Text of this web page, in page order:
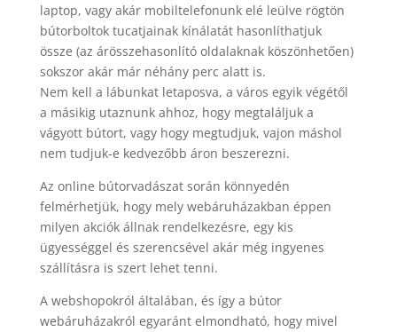
laptop, vagy akár mobiltelefonunk elé leülve rögtön
bútorboltok tucatjainak kínálatát hasonlíthatjuk
össze (az árösszehasonlító oldalaknak köszönhetően)
sokszor akár már néhány perc alatt is.
Nem kell a lábunkat letaposva, a város egyik végétől
a másikig utaznunk ahhoz, hogy megtaláljuk a
vágyott bútort, vagy hogy megtudjuk, vajon máshol
nem tudjuk-e kedvezőbb áron beszerezni.
Az online bútorvadászat során könnyedén
felmérhetjük, hogy mely webáruházakban éppen
milyen akciók állnak rendelkezésre, egy kis
ügyességgel és szerencsével akár még ingyenes
szállításra is szert lehet tenni.
A webshopokról általában, és így a bútor
webáruházakról egyaránt elmondható, hogy mivel